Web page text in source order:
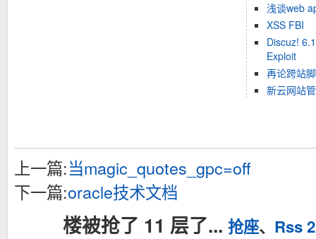
浅谈web
XSS FBI
Discuz!
Exploit
再论跨站
新云网站
上一篇:当magic_quotes_gpc=off
下一篇:oracle技术文档
楼被抢了 11 层了... 抢座、 Rss